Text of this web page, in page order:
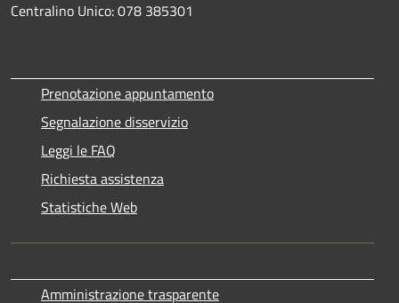
Centralino Unico: 078 385301
Prenotazione appuntamento
Segnalazione disservizio
Leggi le FAQ
Richiesta assistenza
Statistiche Web
Amministrazione trasparente